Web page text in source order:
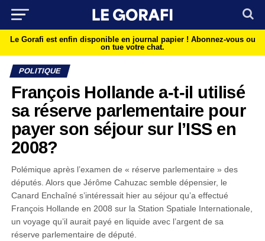
Le Gorafi est enfin disponible en journal papier ! Abonnez-vous ou
on tue votre chat.
POLITIQUE
François Hollande a-t-il utilisé
sa réserve parlementaire pour
payer son séjour sur l’ISS en
2008?
Polémique après l’examen de « réserve parlementaire » des
députés. Alors que Jérôme Cahuzac semble dépensier, le
Canard Enchaîné s’intéressait hier au séjour qu’a effectué
François Hollande en 2008 sur la Station Spatiale Internationale,
un voyage qu’il aurait payé en liquide avec l’argent de sa
réserve parlementaire de député.